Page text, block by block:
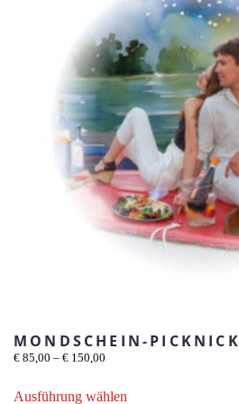
MONDSCHEIN-PICKNICK
€ 85,00 – € 150,00
Ausführung wählen